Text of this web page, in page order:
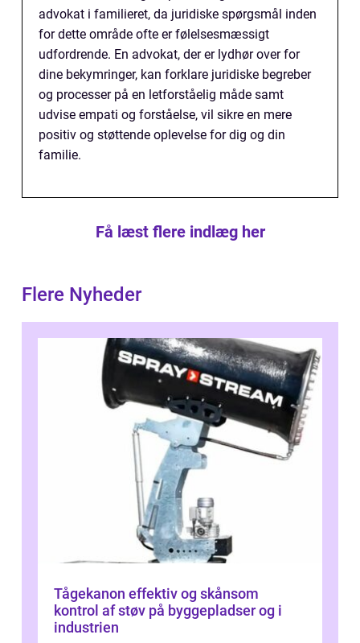
advokat i familieret, da juridiske spørgsmål inden
for dette område ofte er følelsesmæssigt
udfordrende. En advokat, der er lydhør over for
dine bekymringer, kan forklare juridiske begreber
og processer på en letforståelig måde samt
udvise empati og forståelse, vil sikre en mere
positiv og støttende oplevelse for dig og din
familie.
Få læst flere indlæg her
Flere Nyheder
Tågekanon effektiv og skånsom
kontrol af støv på byggepladser og i
industrien